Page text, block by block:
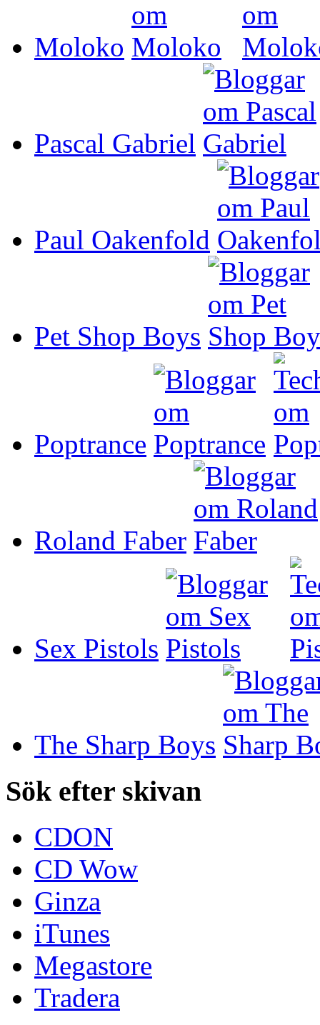
Moloko
Pascal Gabriel
Paul Oakenfold
Pet Shop Boys
Poptrance
Roland Faber
Sex Pistols
The Sharp Boys
Sök efter skivan
CDON
CD Wow
Ginza
iTunes
Megastore
Tradera